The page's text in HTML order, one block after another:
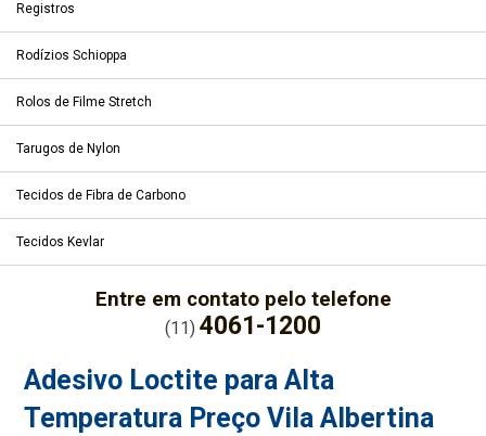
Registros
Rodízios Schioppa
Rolos de Filme Stretch
Tarugos de Nylon
Tecidos de Fibra de Carbono
Tecidos Kevlar
Entre em contato pelo telefone
(11) 4061-1200
Adesivo Loctite para Alta
Temperatura Preço Vila Albertina